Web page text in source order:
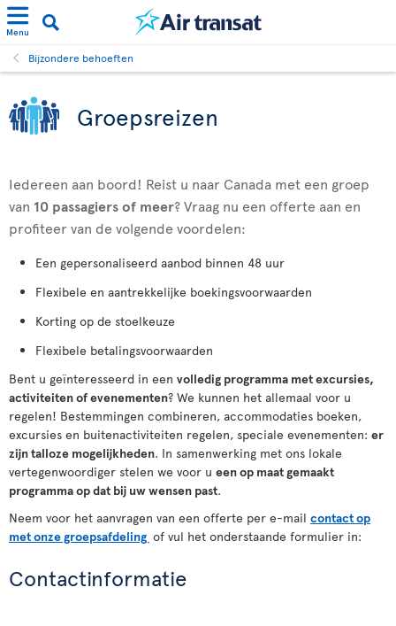
Menu
Bijzondere behoeften
Groepsreizen
Iedereen aan boord! Reist u naar Canada met een groep
van 10 passagiersof meer? Vraag nu een offerte aan en
profiteer van de volgende voordelen:
Een gepersonaliseerd aanbod binnen 48 uur
Flexibele en aantrekkelijke boekingsvoorwaarden
Korting op de stoelkeuze
Flexibele betalingsvoorwaarden
Bent u geïnteresseerd in een volledig programma met excursies,
activiteitenofevenementen? We kunnen het allemaal voor u
regelen! Bestemmingen combineren, accommodaties boeken,
excursies en buitenactiviteiten regelen, speciale evenementen: er
zijn talloze mogelijkheden. In samenwerking met ons lokale
vertegenwoordiger stelen we voor u een op maat gemaakt
programma op dat bij uw wensen past.
Neem voor het aanvragen van een offerte per e-mail contact op
met onze groepsafdeling of vul het onderstaande formulier in:
Contactinformatie